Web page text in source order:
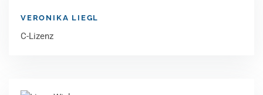
VERONIKA LIEGL
C-Lizenz